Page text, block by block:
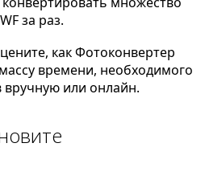
за раз.
как Фотоконвертер
времени, необходимого
или онлайн.